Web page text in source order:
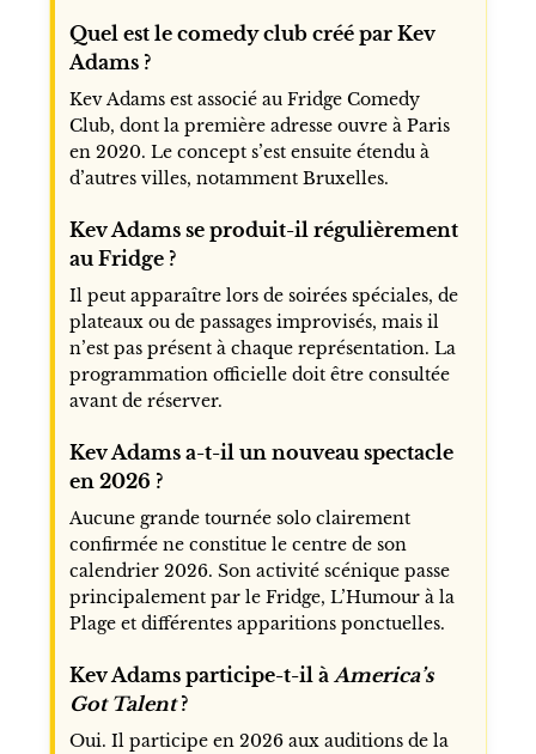
Quel est le comedy club créé par Kev
Adams ?
Kev Adams est associé au Fridge Comedy
Club, dont la première adresse ouvre à Paris
en 2020. Le concept s’est ensuite étendu à
d’autres villes, notamment Bruxelles.
Kev Adams se produit-il régulièrement
au Fridge ?
Il peut apparaître lors de soirées spéciales, de
plateaux ou de passages improvisés, mais il
n’est pas présent à chaque représentation. La
programmation officielle doit être consultée
avant de réserver.
Kev Adams a-t-il un nouveau spectacle
en 2026 ?
Aucune grande tournée solo clairement
confirmée ne constitue le centre de son
calendrier 2026. Son activité scénique passe
principalement par le Fridge, L’Humour à la
Plage et différentes apparitions ponctuelles.
Kev Adams participe-t-il à America’s
Got Talent?
Oui. Il participe en 2026 aux auditions de la